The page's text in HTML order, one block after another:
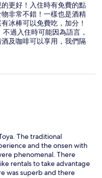
更好！入住時有免費的點
非常不錯！一樣也是酒精
冰棒可以免費吃，加分！
過入住時可能因為語言，
及咖啡可以享用，我們隔
間冷氣超爛，不過這裡一
以問題不大！我覺得如果
The traditional
and the onsen with
phenomenal. There
rentals to take advantage
was superb and there